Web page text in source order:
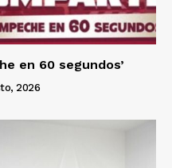
en 60 segundos’
2026